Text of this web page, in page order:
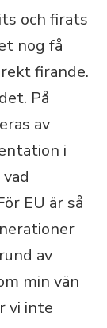
och firats
nog få
firande.
På
av
i
EU är så
av
min vän
vi inte